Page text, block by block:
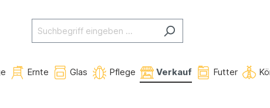
Ernte Glas Pflege Verkauf Futter